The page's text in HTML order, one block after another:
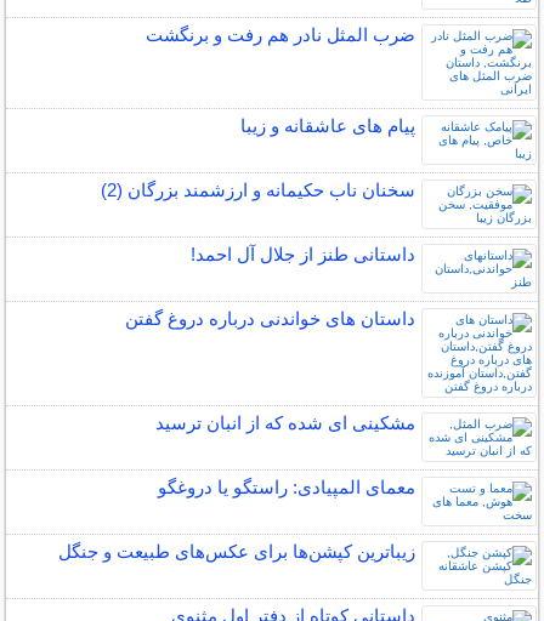
ضرب المثل نادر هم رفت و برنگشت
پیام های عاشقانه و زیبا
سخنان ناب حکیمانه و ارزشمند بزرگان (2)
داستانی طنز از جلال آل احمد!
داستان های خواندنی درباره دروغ گفتن
مشکینی ای شده که از انبان ترسید
معمای المپیادی: راستگو یا دروغگو
زیباترین کپشن‌ها برای عکس‌های طبیعت و جنگل
داستانی کوتاه از دفتر اول مثنوی